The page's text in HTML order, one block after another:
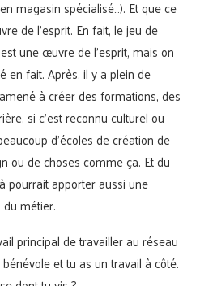
magasin spécialisé…). Et que ce
de l’esprit. En fait, le jeu de
une œuvre de l’esprit, mais on
en fait. Après, il y a plein de
à créer des formations, des
si c’est reconnu culturel ou
d’écoles de création de
ou de choses comme ça. Et du
pourrait apporter aussi une
métier.
principal de travailler au réseau
et tu as un travail à côté.